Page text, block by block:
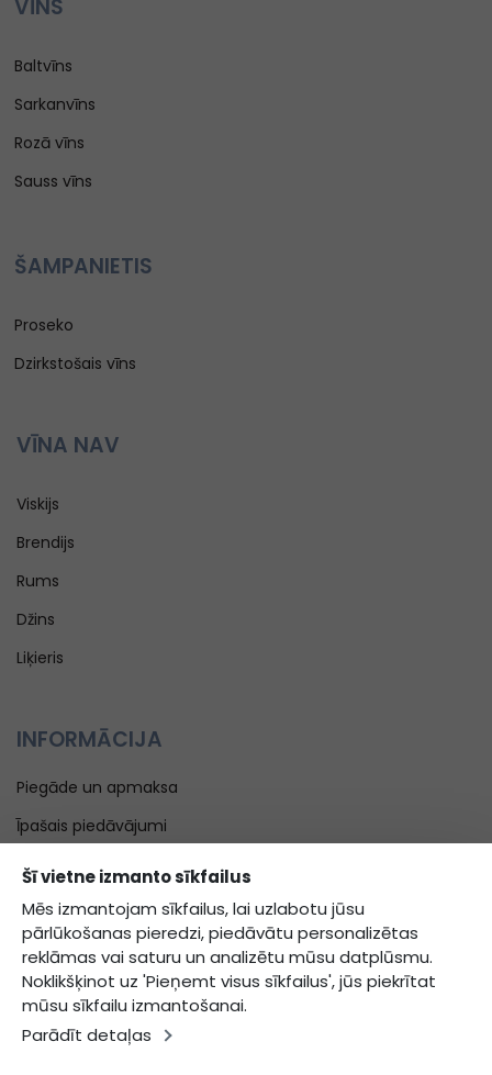
VĪNS
Baltvīns
Sarkanvīns
Rozā vīns
Sauss vīns
ŠAMPANIETIS
Proseko
Dzirkstošais vīns
VĪNA NAV
Viskijs
Brendijs
Rums
Džins
Liķieris
INFORMĀCIJA
Piegāde un apmaksa
Īpašais piedāvājumi
Blogs
Kontakti
Noteikumi un nosacījumi
Privātuma politika
Šī vietne izmanto sīkfailus
Mēs izmantojam sīkfailus, lai uzlabotu jūsu
pārlūkošanas pieredzi, piedāvātu personalizētas
reklāmas vai saturu un analizētu mūsu datplūsmu.
Noklikšķinot uz 'Pieņemt visus sīkfailus', jūs piekrītat
mūsu sīkfailu izmantošanai.
Parādīt detaļas